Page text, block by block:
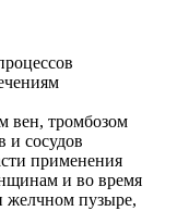
вен, тромбозом
и сосудов
применения
и во время
желчном пузыре,